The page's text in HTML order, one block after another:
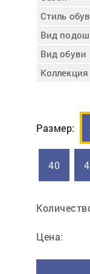
Стиль
Вид
Вид обуви
Коллекция
Размер:
40
Цена: